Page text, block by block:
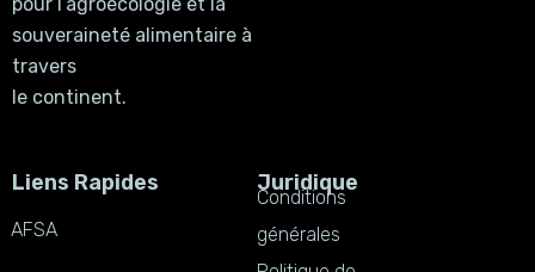
souveraineté alimentaire à
travers
le continent.
Liens Rapides
AFSA
Juridique
Conditions
générales